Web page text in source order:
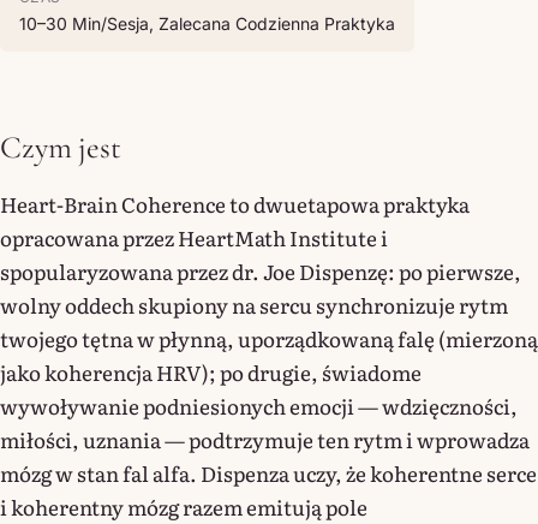
10–30 Min/sesja, Zalecana Codzienna Praktyka
Czym jest
Heart-Brain Coherence to dwuetapowa praktyka
opracowana przez HeartMath Institute i
spopularyzowana przez dr. Joe Dispenzę: po pierwsze,
wolny oddech skupiony na sercu synchronizuje rytm
twojego tętna w płynną, uporządkowaną falę (mierzoną
jako koherencja HRV); po drugie, świadome
wywoływanie podniesionych emocji — wdzięczności,
miłości, uznania — podtrzymuje ten rytm i wprowadza
mózg w stan fal alfa. Dispenza uczy, że koherentne serce
i koherentny mózg razem emitują pole